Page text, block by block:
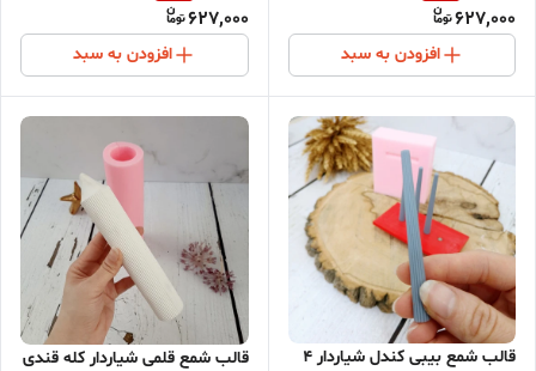
627,000
افزودن به سبد
627,000
افزودن به سبد
قالب شمع بیبی کندل شیاردار 4
قالب شمع قلمی شیاردار کله قندی